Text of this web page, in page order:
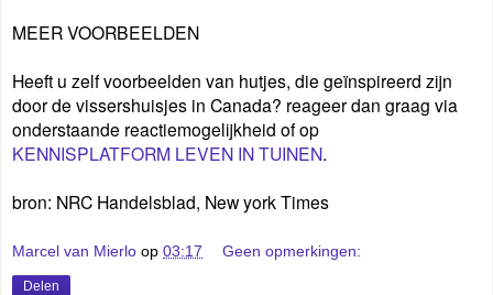
MEER VOORBEELDEN
Heeft u zelf voorbeelden van hutjes, die geïnspireerd zijn
door de vissershuisjes in Canada? reageer dan graag via
onderstaande reactiemogelijkheid of op
KENNISPLATFORM LEVEN IN TUINEN.
bron: NRC Handelsblad, New york Times
Marcel van Mierlo op 03:17 Geen opmerkingen:
Delen